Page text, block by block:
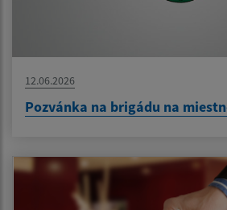
12.06.2026
Pozvánka na brigádu na